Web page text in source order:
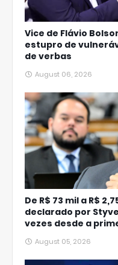
Vice de Flávio
estupro de
de verbas
August 06, 2026
De R$ 73 mil a R$
declarado por
vezes desde a
August 05, 2026